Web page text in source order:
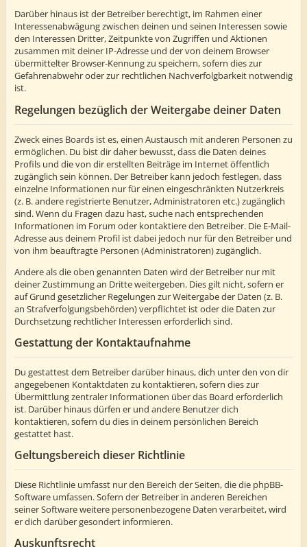
Darüber hinaus ist der Betreiber berechtigt, im Rahmen einer
Interessenabwägung zwischen deinen und seinen Interessen sowie
den Interessen Dritter, Zeitpunkte von Zugriffen und Aktionen
zusammen mit deiner IP-Adresse und der von deinem Browser
übermittelter Browser-Kennung zu speichern, sofern dies zur
Gefahrenabwehr oder zur rechtlichen Nachverfolgbarkeit notwendig
ist.
Regelungen bezüglich der Weitergabe deiner Daten
Zweck eines Boards ist es, einen Austausch mit anderen Personen zu
ermöglichen. Du bist dir daher bewusst, dass die Daten deines
Profils und die von dir erstellten Beiträge im Internet öffentlich
zugänglich sein können. Der Betreiber kann jedoch festlegen, dass
einzelne Informationen nur für einen eingeschränkten Nutzerkreis
(z. B. andere registrierte Benutzer, Administratoren etc.) zugänglich
sind. Wenn du Fragen dazu hast, suche nach entsprechenden
Informationen im Forum oder kontaktiere den Betreiber. Die E-Mail-
Adresse aus deinem Profil ist dabei jedoch nur für den Betreiber und
von ihm beauftragte Personen (Administratoren) zugänglich.
Andere als die oben genannten Daten wird der Betreiber nur mit
deiner Zustimmung an Dritte weitergeben. Dies gilt nicht, sofern er
auf Grund gesetzlicher Regelungen zur Weitergabe der Daten (z. B.
an Strafverfolgungsbehörden) verpflichtet ist oder die Daten zur
Durchsetzung rechtlicher Interessen erforderlich sind.
Gestattung der Kontaktaufnahme
Du gestattest dem Betreiber darüber hinaus, dich unter den von dir
angegebenen Kontaktdaten zu kontaktieren, sofern dies zur
Übermittlung zentraler Informationen über das Board erforderlich
ist. Darüber hinaus dürfen er und andere Benutzer dich
kontaktieren, sofern du dies in deinem persönlichen Bereich
gestattet hast.
Geltungsbereich dieser Richtlinie
Diese Richtlinie umfasst nur den Bereich der Seiten, die die phpBB-
Software umfassen. Sofern der Betreiber in anderen Bereichen
seiner Software weitere personenbezogene Daten verarbeitet, wird
er dich darüber gesondert informieren.
Auskunftsrecht